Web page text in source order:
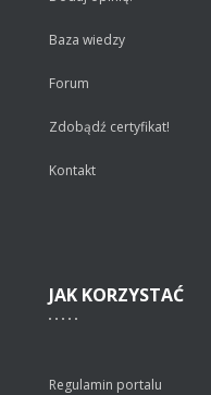
Baza wiedzy
Forum
Zdobądź certyfikat!
Kontakt
JAK KORZYSTAĆ
Regulamin portalu